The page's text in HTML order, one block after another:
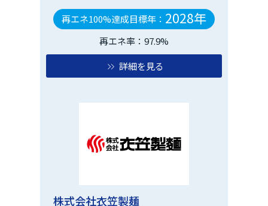
再エネ100%達成目標年： 2028年
再エネ率：97.9%
詳細を見る
株式会社衣笠製麺